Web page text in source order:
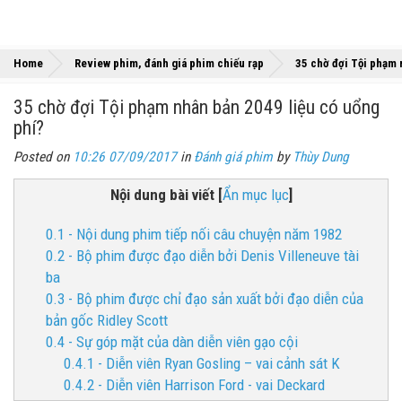
Home Review phim, đánh giá phim chiếu rạp 35 chờ đợi Tội phạm
35 chờ đợi Tội phạm nhân bản 2049 liệu có uổng
phí?
Posted on 10:26 07/09/2017in Đánh giá phim by Thùy Dung
Nội dung bài viết[Ẩn mục lục]
0.1 - Nội dung phim tiếp nối câu chuyện năm 1982
0.2 - Bộ phim được đạo diễn bởi Denis Villeneuve tài
ba
0.3 - Bộ phim được chỉ đạo sản xuất bởi đạo diễn của
bản gốc Ridley Scott
0.4 - Sự góp mặt của dàn diễn viên gạo cội
0.4.1 - Diễn viên Ryan Gosling – vai cảnh sát K
0.4.2 - Diễn viên Harrison Ford - vai Deckard